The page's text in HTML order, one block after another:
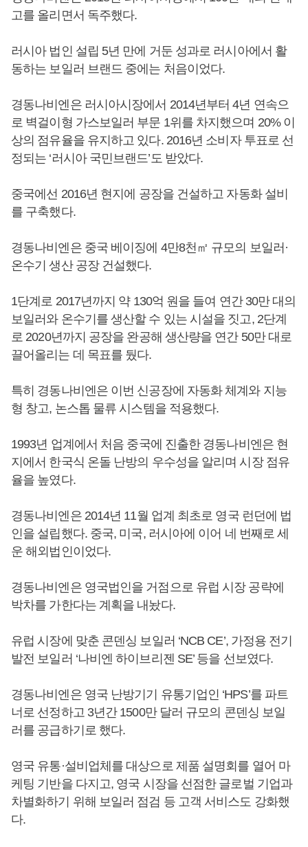
고를 올리면서 독주했다.
러시아 법인 설립 5년 만에 거둔 성과로 러시아에서 활
동하는 보일러 브랜드 중에는 처음이었다.
경동나비엔은 러시아시장에서 2014년부터 4년 연속으
로 벽걸이형 가스보일러 부문 1위를 차지했으며 20% 이
상의 점유율을 유지하고 있다. 2016년 소비자 투표로 선
정되는 ‘러시아 국민브랜드’도 받았다.
중국에선 2016년 현지에 공장을 건설하고 자동화 설비
를 구축했다.
경동나비엔은 중국 베이징에 4만8천㎡ 규모의 보일러·
온수기 생산 공장 건설했다.
1단계로 2017년까지 약 130억 원을 들여 연간 30만 대의
보일러와 온수기를 생산할 수 있는 시설을 짓고, 2단계
로 2020년까지 공장을 완공해 생산량을 연간 50만 대로
끌어올리는 데 목표를 뒀다.
특히 경동나비엔은 이번 신공장에 자동화 체계와 지능
형 창고, 논스톱 물류 시스템을 적용했다.
1993년 업계에서 처음 중국에 진출한 경동나비엔은 현
지에서 한국식 온돌 난방의 우수성을 알리며 시장 점유
율을 높였다.
경동나비엔은 2014년 11월 업계 최초로 영국 런던에 법
인을 설립했다. 중국, 미국, 러시아에 이어 네 번째로 세
운 해외법인이었다.
경동나비엔은 영국법인을 거점으로 유럽 시장 공략에
박차를 가한다는 계획을 내놨다.
유럽 시장에 맞춘 콘덴싱 보일러 ‘NCB CE’, 가정용 전기
발전 보일러 ‘나비엔 하이브리젠 SE’ 등을 선보였다.
경동나비엔은 영국 난방기기 유통기업인 ‘HPS’를 파트
너로 선정하고 3년간 1500만 달러 규모의 콘덴싱 보일
러를 공급하기로 했다.
영국 유통·설비업체를 대상으로 제품 설명회를 열어 마
케팅 기반을 다지고, 영국 시장을 선점한 글로벌 기업과
차별화하기 위해 보일러 점검 등 고객 서비스도 강화했
다.